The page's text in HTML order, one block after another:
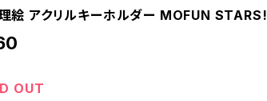
絵 アクリルキーホルダー MOFUN STARS!
OUT